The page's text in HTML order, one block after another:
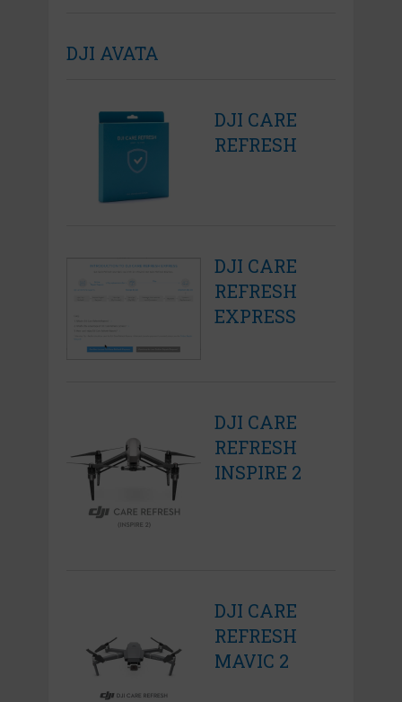
DJI AVATA
DJI CARE
REFRESH
DJI CARE
REFRESH
EXPRESS
DJI CARE
REFRESH
INSPIRE 2
DJI CARE
REFRESH
MAVIC 2